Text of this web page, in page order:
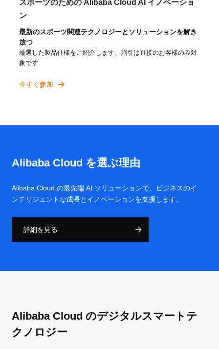
スポーツのための Alibaba Cloud AI イノベーショ
ン
最新のスポーツ関連テクノロジーとソリューションを解き
放つ
厳選した製品仕様をご紹介します。割引は直接のお客様のみ対
象です
今すぐ参加
Alibaba Cloud を選ぶ理由
Alibaba Cloud の最先端 AI ソリューションで、ビジネスのイ
ンテリジェントな成長とイノベーションを支援します。
詳細を見る
Alibaba Cloud のデジタルスマートテ
クノロジー